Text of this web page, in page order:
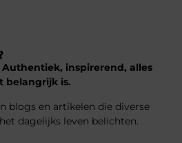
inspirerend, alles
belangrijk is.
blogs en artikelen die diverse
dagelijks leven belichten.